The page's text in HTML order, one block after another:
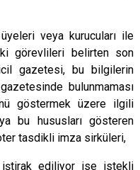
veya kurucuları ile
görevlileri belirten son
gazetesi, bu bilgilerin
bulunmaması
göstermek üzere ilgili
bu hususları gösteren
tasdikli imza sirküleri,
iştirak ediliyor ise istekli